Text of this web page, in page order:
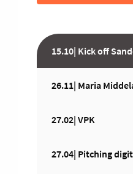
15.10| Kick off
26.11| Maria
27.02| VPK
27.04| Pitching